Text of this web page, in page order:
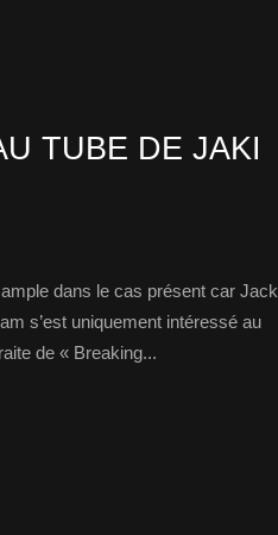
TUBE DE JAKI
dans le cas présent car Jack
s’est uniquement intéressé au
de « Breaking...